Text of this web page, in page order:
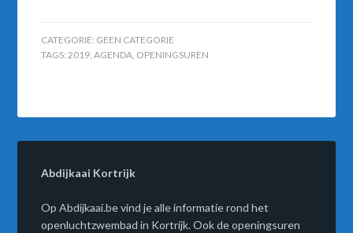
CATEGORIE: GEEN CATEGORIE
TAGS:2019,AGENDA, OPENINGSUREN
Abdijkaai Kortrijk
Op Abdijkaai.be vind je alle informatie rond het
openluchtzwembad in Kortrijk. Ook de openingsuren